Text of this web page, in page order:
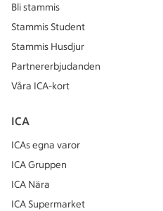
Bli stammis
Stammis Student
Stammis Husdjur
Partnererbjudanden
Våra ICA-kort
ICA
ICAs egna varor
ICA Gruppen
ICA Nära
ICA Supermarket